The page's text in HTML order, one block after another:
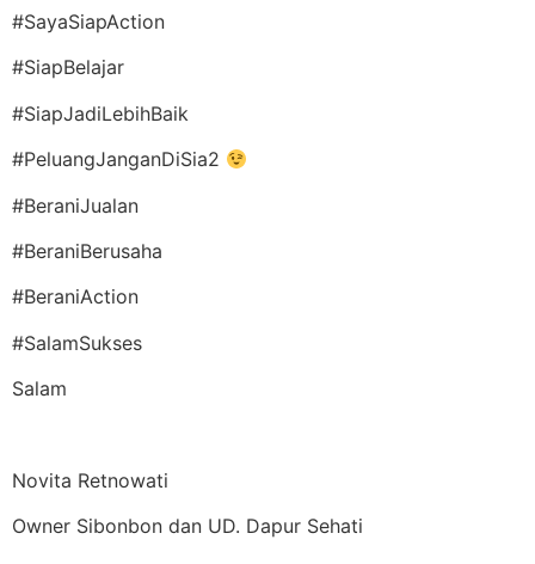
#SayaSiapAction
#SiapBelajar
#SiapJadiLebihBaik
#PeluangJanganDiSia2
#BeraniJualan
#BeraniBerusaha
#BeraniAction
#SalamSukses
Salam
Novita Retnowati
Owner Sibonbon dan UD. Dapur Sehati